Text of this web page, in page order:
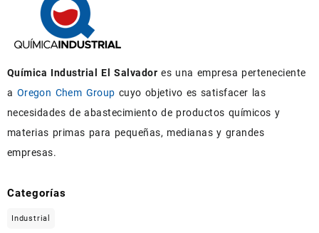
Química Industrial El Salvador es una empresa perteneciente
a Oregon Chem Group cuyo objetivo es satisfacer las
necesidades de abastecimiento de productos químicos y
materias primas para pequeñas, medianas y grandes
empresas.
Categorías
Industrial